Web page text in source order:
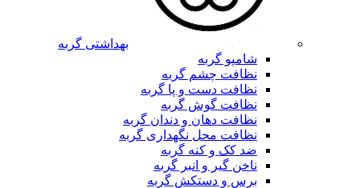
بهداشتی گربه
شامپو گربه
نظافت چشم گربه
نظافت دست و پا گربه
نظافت گوش گربه
نظافت دهان و دندان گربه
نظافت محل نگهداری گربه
ضد کک و کنه گربه
ناخن گیر و انبر گربه
برس و دستکش گربه